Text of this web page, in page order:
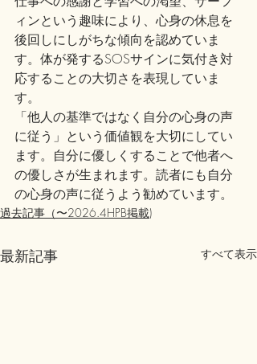
ィンという趣味により、心身の休息を
後回しにしがちな傾向を認めていま
す。体が発するSOSサインに気付き対
応することの大切さを表現していま
す。
「他人の基準ではなく自分の心身の声
に従う」という価値観を大切にしてい
ます。自分に優しくすることで他者へ
の優しさが生まれます。読者にも自分
の心身の声に従うよう勧めています。
過去記事（〜2026.4HPB掲載)
最新記事 すべて表示